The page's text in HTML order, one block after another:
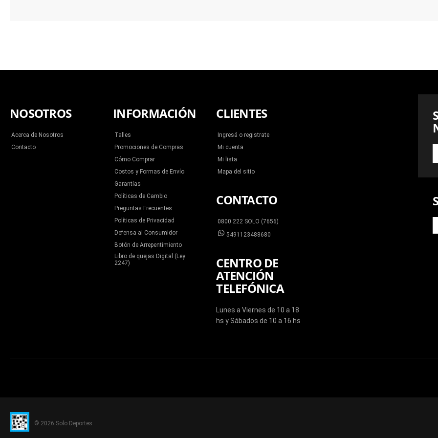
NOSOTROS
Acerca de Nosotros
Contacto
INFORMACIÓN
Talles
Promociones de Compras
Cómo Comprar
Costos y Formas de Envío
Garantías
Políticas de Cambio
Preguntas Frecuentes
Políticas de Privacidad
Defensa al Consumidor
Botón de Arrepentimiento
Libro de quejas Digital (Ley
2247)
CLIENTES
Ingresá o registrate
Mi cuenta
Mi lista
Mapa del sitio
CONTACTO
0800 222 SOLO (7656)
5491123488680
CENTRO DE
ATENCIÓN
TELEFÓNICA
Lunes a Viernes de 10 a 18
hs y Sábados de 10 a 16 hs
© 2026 Solo Deportes